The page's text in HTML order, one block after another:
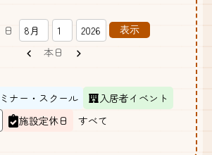
日 月
日
年
前本日
次
ナー・スクール
入居者イベント
施設定休日 すべて